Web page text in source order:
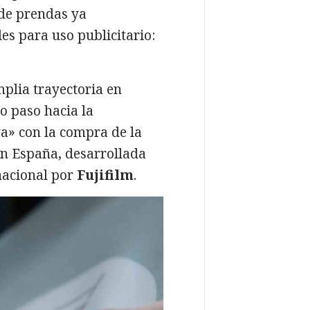
prendas ya
para uso publicitario:
trayectoria en
paso hacia la
con la compra de la
España, desarrollada
por Fujifilm.